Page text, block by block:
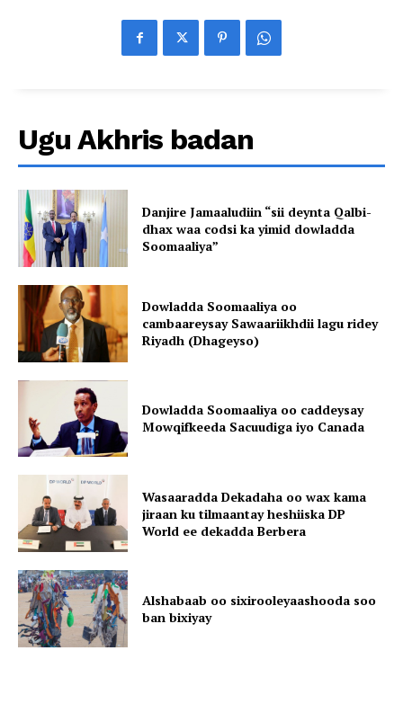
Ugu Akhris badan
Danjire Jamaaludiin “sii deynta Qalbi-
dhax waa codsi ka yimid dowladda
Soomaaliya”
Dowladda Soomaaliya oo
cambaareysay Sawaariikhdii lagu ridey
Riyadh (Dhageyso)
Dowladda Soomaaliya oo caddeysay
Mowqifkeeda Sacuudiga iyo Canada
Wasaaradda Dekadaha oo wax kama
jiraan ku tilmaantay heshiiska DP
World ee dekadda Berbera
Alshabaab oo sixirooleyaashooda soo
ban bixiyay